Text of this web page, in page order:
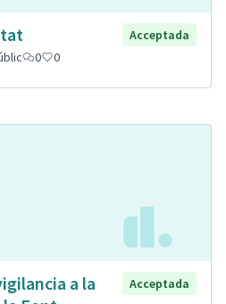
Acceptada
0 0
a la
Acceptada